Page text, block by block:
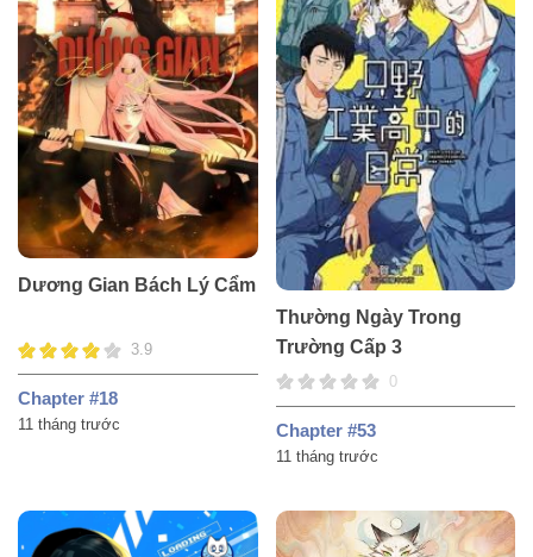
Dương Gian Bách Lý Cẩm
3.9
Chapter #18
11 tháng trước
Thường Ngày Trong
Trường Cấp 3
0
Chapter #53
11 tháng trước